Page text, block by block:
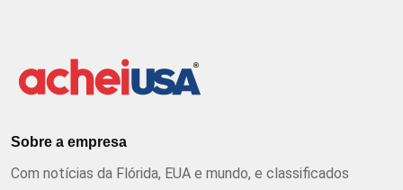
Sobre a empresa
Com notícias da Flórida, EUA e mundo, e classificados